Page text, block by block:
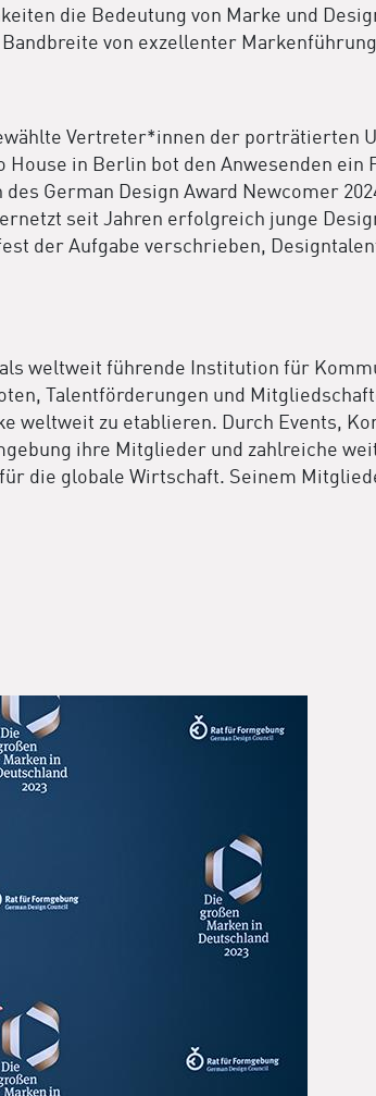
die Bedeutung von Marke und
von exzellenter
Vertreter*innen der porträtierten
in Berlin bot den Anwesenden
German Design Award Newcomer
seit Jahren erfolgreich junge
der Aufgabe verschrieben,
weltweit führende Institution für
Talentförderungen und
weltweit zu etablieren. Durch Events,
ihre Mitglieder und zahlreiche
die globale Wirtschaft. Seinem